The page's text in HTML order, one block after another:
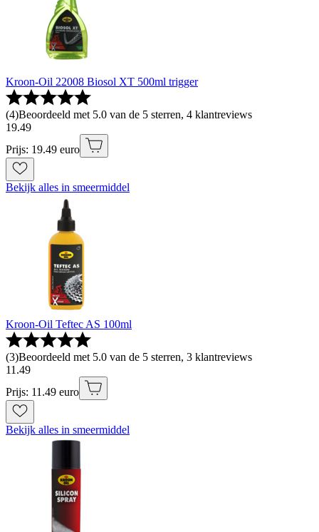
Kroon-Oil 22008 Biosol XT 500ml trigger
(4)Beoordeeld met 5.0 van de 5 sterren, 4 klantreviews
19.49
Prijs: 19.49 euro
Bekijk alles in smeermiddel
Kroon-Oil Teftec AS 100ml
(3)Beoordeeld met 5.0 van de 5 sterren, 3 klantreviews
11.49
Prijs: 11.49 euro
Bekijk alles in smeermiddel